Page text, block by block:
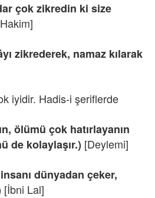
çok zikredin ki size
zikrederek, namaz kılarak
iyidir. Hadis-i şeriflerde
ölümü çok hatırlayanın
de kolaylaşır.) [Deylemi]
dünyadan çeker,
[İbni Lal]